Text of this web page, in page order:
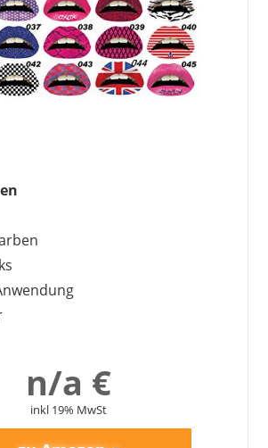
Rotton
schnell
braucht Übung
so praktisch
n/a €
inkl 19% MwSt